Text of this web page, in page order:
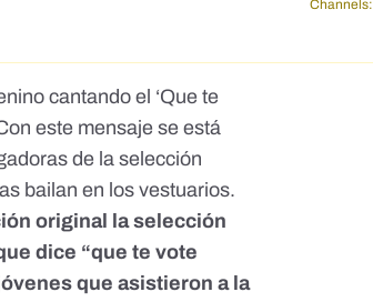
Channels:
cantando el ‘Que te
este mensaje se está
de la selección
bailan en los vestuarios.
original la selección
dice “que te vote
que asistieron a la